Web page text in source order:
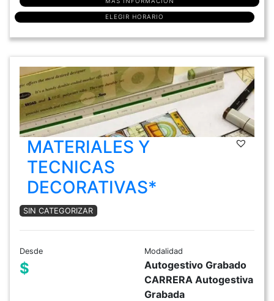
ELEGIR HORARIO
MATERIALES Y
TECNICAS
DECORATIVAS*
SIN CATEGORIZAR
Desde
$
Modalidad
Autogestivo Grabado
CARRERA Autogestiva
Grabada